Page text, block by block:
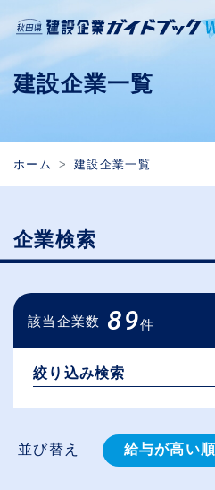
建設企業一覧
ホーム 建設企業一覧
企業検索
該当企業数 89件
絞り込み検索
並び替え 給与が高い順